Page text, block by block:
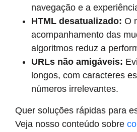
navegação e a
HTML desatualizado: O
acompanhamento das
algoritmos reduz a
URLs não amigáveis:
longos, com caracteres
números irrelevantes.
Quer soluções rápidas para
Veja nosso conteúdo sobre